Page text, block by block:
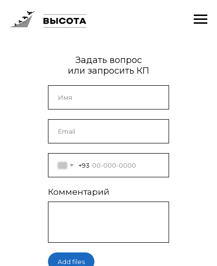
+93
Комментарий
Add files
Задать вопрос
или запросить КП